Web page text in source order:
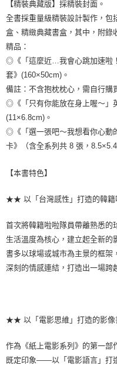
【精裝典藏版】採精裝封面。
全書採重量級精裝設計製作，包
盒、精緻典藏書盒，其中，附錄
精品：
◎《「這麼近…我會心跳加速啦
套》(160×50cm)。
備註：不含抱枕枕心，需自行購
◎《「只有你能放在身上喔～」
(11×6.8cm)。
◎《「選一張吧～我想看你心動
卡》（含全系列共 8 張，
【本書特色】
★★ 以「台灣感性」打造的韓
首次將韓籍啦啦隊員帶離熟悉的
生活溫度為核心，建立起全新的
書多以球場或城市為主景的框架
深刻的情感連結，打造出一場跨
★★ 以「電影思維」打造的影
作為《紙上電影系列》的第一部
既定印象——以「電影語言」打